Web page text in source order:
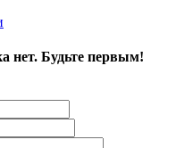
нет. Будьте первым!